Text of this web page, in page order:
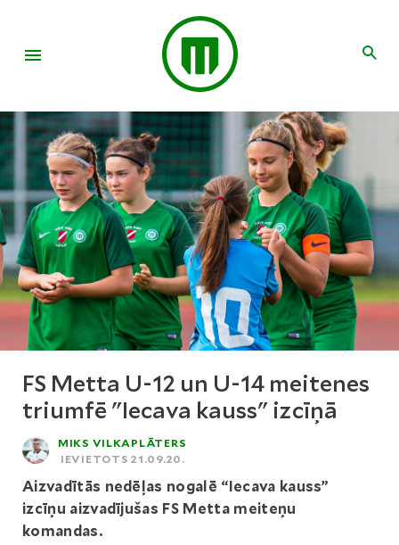
FS Metta U-12 un U-14 meitenes
triumfē "Iecava kauss" izcīņā
MIKS VILKAPLĀTERS
IEVIETOTS 21.09.20.
Aizvadītās nedēļas nogalē “Iecava kauss”
izcīņu aizvadījušas FS Metta meiteņu
komandas.